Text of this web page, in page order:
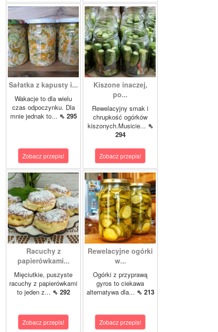
Sałatka z kapusty i...
Wakacje to dla wielu
czas odpoczynku. Dla
mnie jednak to... ⇖ 295
Zobacz przepis!
Kiszone inaczej,
po...
Rewelacyjny smak i
chrupkość ogórków
kiszonych.Musicie... ⇖
294
Zobacz przepis!
Racuchy z
papierówkami...
Mięciutkie, puszyste
racuchy z papierówkami
to jeden z... ⇖ 292
Zobacz przepis!
Rewelacyjne ogórki
w...
Ogórki z przyprawą
gyros to ciekawa
alternatywa dla... ⇖ 213
Zobacz przepis!